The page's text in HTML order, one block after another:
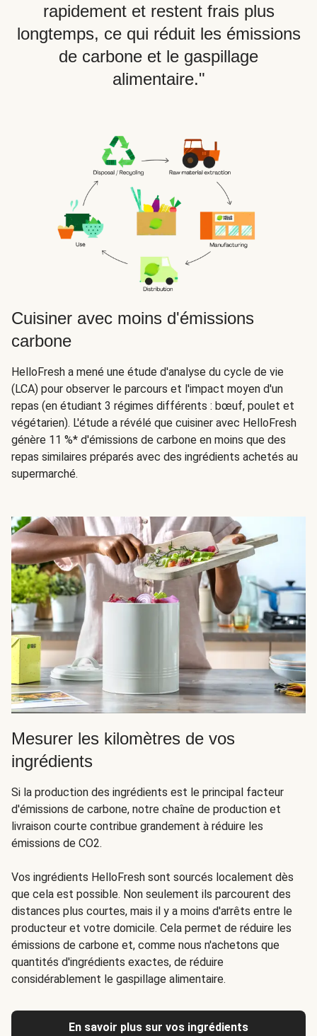
rapidement et restent frais plus
longtemps, ce qui réduit les émissions
de carbone et le gaspillage
alimentaire."
Cuisiner avec moins d'émissions
carbone
HelloFresh a mené une étude d'analyse du cycle de vie
(LCA) pour observer le parcours et l'impact moyen d'un
repas (en étudiant 3 régimes différents : bœuf, poulet et
végétarien). L'étude a révélé que cuisiner avec HelloFresh
génère 11 %* d'émissions de carbone en moins que des
repas similaires préparés avec des ingrédients achetés au
supermarché.
Mesurer les kilomètres de vos
ingrédients
Si la production des ingrédients est le principal facteur
d'émissions de carbone, notre chaîne de production et
livraison courte contribue grandement à réduire les
émissions de CO2.
Vos ingrédients HelloFresh sont sourcés localement dès
que cela est possible. Non seulement ils parcourent des
distances plus courtes, mais il y a moins d'arrêts entre le
producteur et votre domicile. Cela permet de réduire les
émissions de carbone et, comme nous n'achetons que
quantités d'ingrédients exactes, de réduire
considérablement le gaspillage alimentaire.
En savoir plus sur vos ingrédients